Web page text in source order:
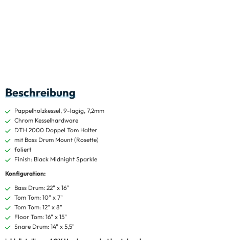
Beschreibung
Pappelholzkessel, 9-lagig, 7,2mm
Chrom Kesselhardware
DTH 2000 Doppel Tom Halter
mit Bass Drum Mount (Rosette)
foliert
Finish: Black Midnight Sparkle
Konfiguration:
Bass Drum: 22" x 16"
Tom Tom: 10" x 7"
Tom Tom: 12" x 8"
Floor Tom: 16" x 15"
Snare Drum: 14" x 5,5"